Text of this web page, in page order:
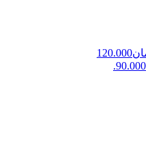
قیمت اصلی: تومان120.000